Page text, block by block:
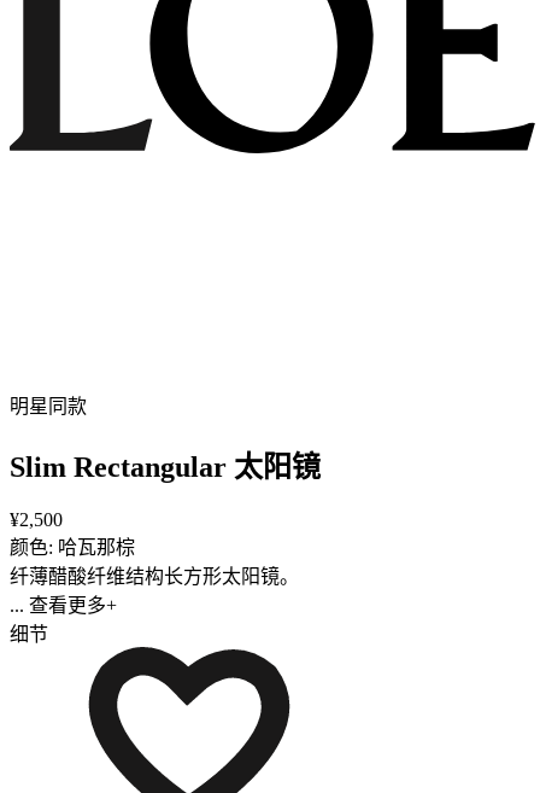
明星同款
Slim Rectangular 太阳镜
¥2,500
颜色: 哈瓦那棕
纤薄醋酸纤维结构长方形太阳镜。
... 查看更多+
细节